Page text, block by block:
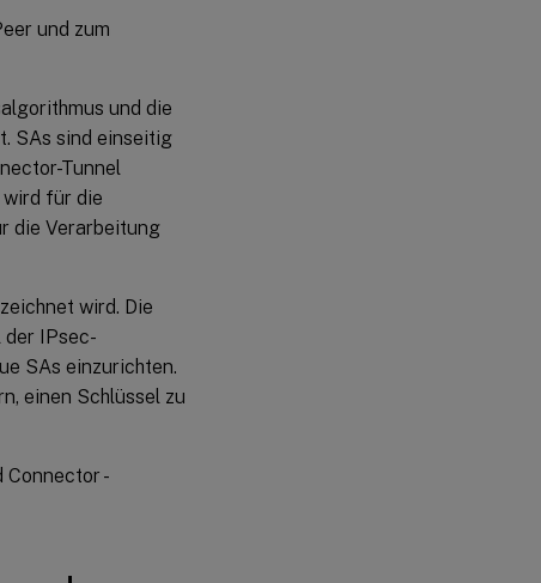
und zum
und die
SAs sind einseitig
Tunnel
wird für die
die Verarbeitung
wird. Die
der IPsec-
SAs einzurichten.
einen Schlüssel zu
Connector -